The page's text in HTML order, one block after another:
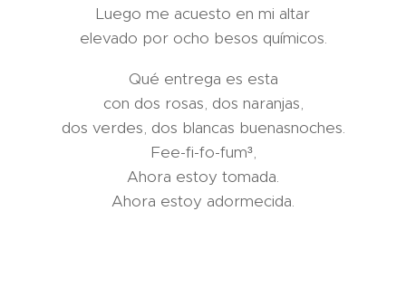
Luego me acuesto en mi altar
elevado por ocho besos químicos.
Qué entrega es esta
con dos rosas, dos naranjas,
dos verdes, dos blancas buenasnoches.
Fee-fi-fo-fum³,
Ahora estoy tomada.
Ahora estoy adormecida.